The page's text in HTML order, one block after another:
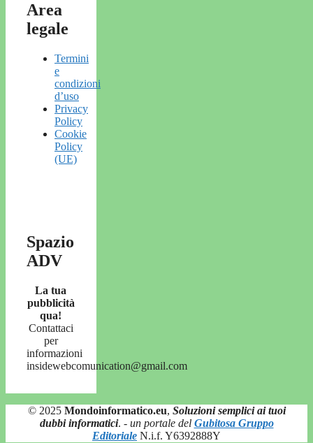
Area
legale
Termini
e
condizioni
d’uso
Privacy
Policy
Cookie
Policy
(UE)
Spazio
ADV
La tua
pubblicità
qua!
Contattaci
per
informazioni
insidewebcomunication@gmail.com
© 2025 Mondoinformatico.eu, Soluzioni semplici ai tuoi
dubbi informatici. - un portale del Gubitosa Gruppo
Editoriale N.i.f. Y6392888Y